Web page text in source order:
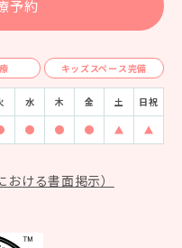
予約
キッズスペース完備
水 木 金 土 日祝
時間 9:00-18:00
診療時間 9:00-18:00
診療時間 9:00-18:00
診療時間 9:00-18:00
診療時間 9:00-
診療時間
ける書面掲示）